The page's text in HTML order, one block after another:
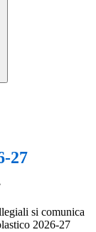
27
si comunica
2026-27